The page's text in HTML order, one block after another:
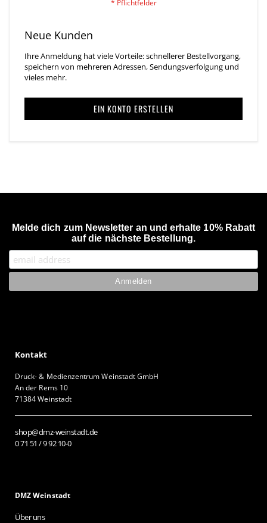
Neue Kunden
Ihre Anmeldung hat viele Vorteile: schnellerer Bestellvorgang,
speichern von mehreren Adressen, Sendungsverfolgung und
vieles mehr.
EIN KONTO ERSTELLEN
Melde dich zum Newsletter an und erhalte 10% Rabatt
auf die nächste Bestellung.
Kontakt
Druck- & Medienzentrum Weinstadt GmbH
An der Rems 10
71384 Weinstadt
shop@dmz-weinstadt.de
0 71 51 / 9 92 10-0
DMZ Weinstadt
Über uns